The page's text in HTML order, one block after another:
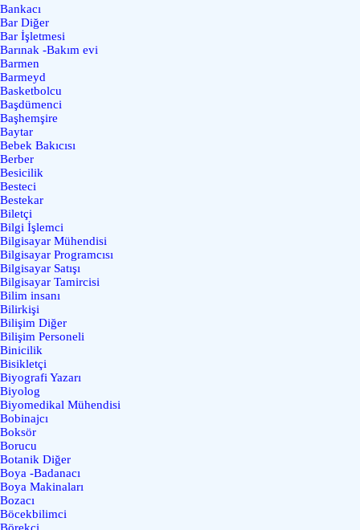
Bankacı
Bar Diğer
Bar İşletmesi
Barınak -Bakım evi
Barmen
Barmeyd
Basketbolcu
Başdümenci
Başhemşire
Baytar
Bebek Bakıcısı
Berber
Besicilik
Besteci
Bestekar
Biletçi
Bilgi İşlemci
Bilgisayar Mühendisi
Bilgisayar Programcısı
Bilgisayar Satışı
Bilgisayar Tamircisi
Bilim insanı
Bilirkişi
Bilişim Diğer
Bilişim Personeli
Binicilik
Bisikletçi
Biyografi Yazarı
Biyolog
Biyomedikal Mühendisi
Bobinajcı
Boksör
Borucu
Botanik Diğer
Boya -Badanacı
Boya Makinaları
Bozacı
Böcekbilimci